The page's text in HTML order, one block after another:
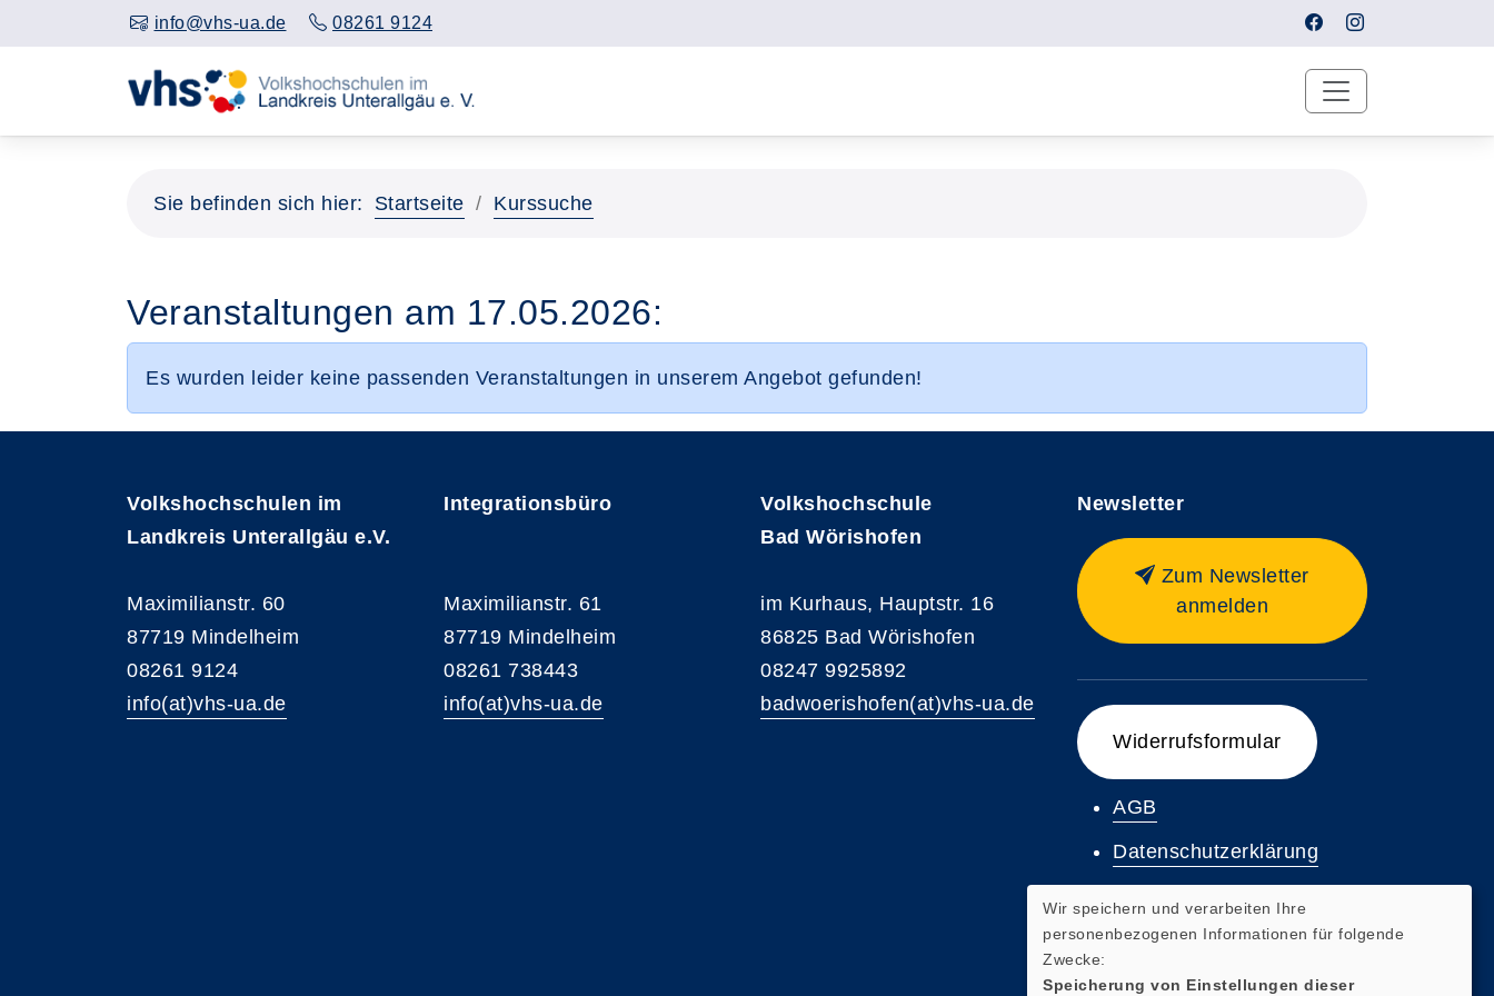
info@vhs-ua.de 08261 9124
Sie befinden sich hier: Startseite Kurssuche
Veranstaltungen am 17.05.2026:
Es wurden leider keine passenden Veranstaltungen in unserem Angebot gefunden!
Volkshochschulen im
Landkreis Unterallgäu e.V.
Maximilianstr. 60
87719 Mindelheim
08261 9124
info(at)vhs-ua.de
Integrationsbüro
Maximilianstr. 61
87719 Mindelheim
08261 738443
info(at)vhs-ua.de
Volkshochschule
Bad Wörishofen
im Kurhaus, Hauptstr. 16
86825 Bad Wörishofen
08247 9925892
badwoerishofen(at)vhs-ua.de
Newsletter
Zum Newsletter
anmelden
Widerrufsformular
AGB
Datenschutzerklärung
Widerrufsbelehrung
Wir speichern und verarbeiten Ihre
personenbezogenen Informationen für folgende
Zwecke:
Speicherung von Einstellungen dieser